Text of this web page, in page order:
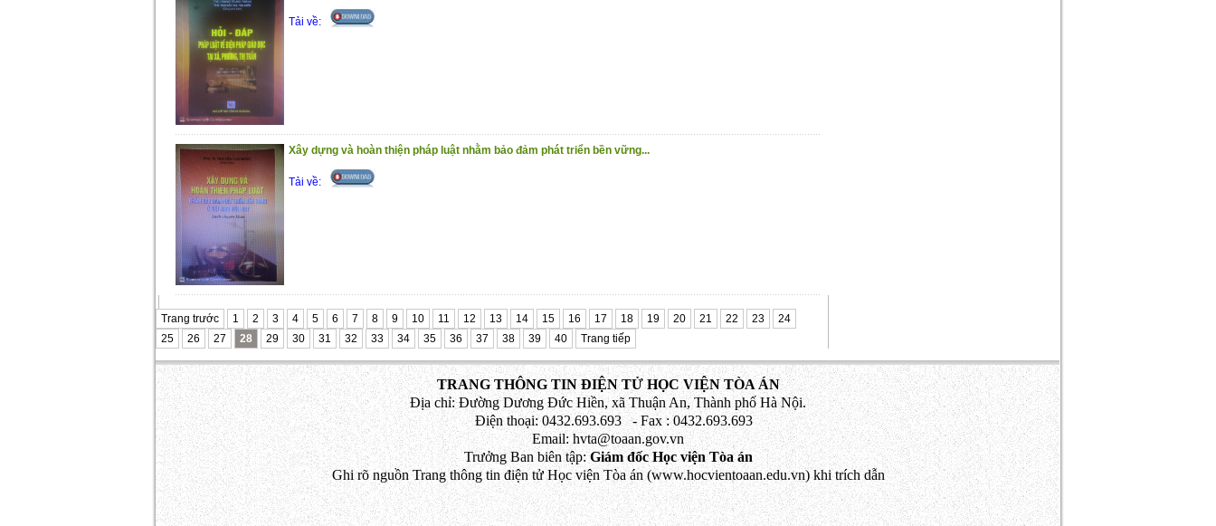
Tải về:
Xây dựng và hoàn thiện pháp luật nhằm bảo đảm phát triển bền vững...
Tải về:
Trang trước 1 2 3 4 5 6 7 8 9 10 11 12 13 14 15 16 17 18 19 20 21 22 23
24
25
26 27 28 29 30 31 32 33 34 35 36 37 38 39 40 Trang tiếp
TRANG THÔNG TIN ĐIỆN TỬ HỌC VIỆN TÒA ÁN
Địa chỉ: Đường Dương Đức Hiền, xã Thuận An, Thành phố Hà Nội.
Điện thoại: 0432.693.693 - Fax : 0432.693.693
Email: hvta@toaan.gov.vn
Trưởng Ban biên tập:Giám đốc Học viện Tòa án
Ghi rõ nguồn Trang thông tin điện tử Học viện Tòa án (www.hocvientoaan.edu.vn) khi trích dẫn